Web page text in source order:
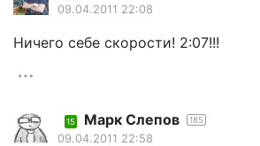
09.04.2011 22:08
Ничего себе скорости! 2:07!!!
15 Марк Слепов 185
09.04.2011 22:58